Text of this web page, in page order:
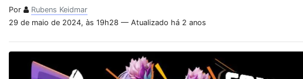
Por
Rubens Keidmar
29 de maio de 2024, às 19h28 — Atualizado há 2 anos